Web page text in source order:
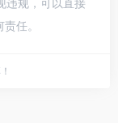
违规，可以直接
任。